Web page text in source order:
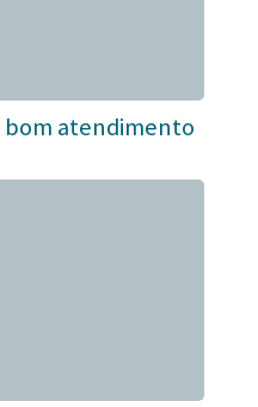
bom atendimento